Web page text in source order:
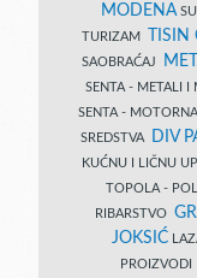
MODENA
TURIZAM
TISIN
SAOBRAĆAJ
SENTA - METALI I
SENTA -
SREDSTVA
DIV
KUĆNU I LIČNU
TOPOLA -
RIBARSTVO
JOKSIĆ
PROIZVODI